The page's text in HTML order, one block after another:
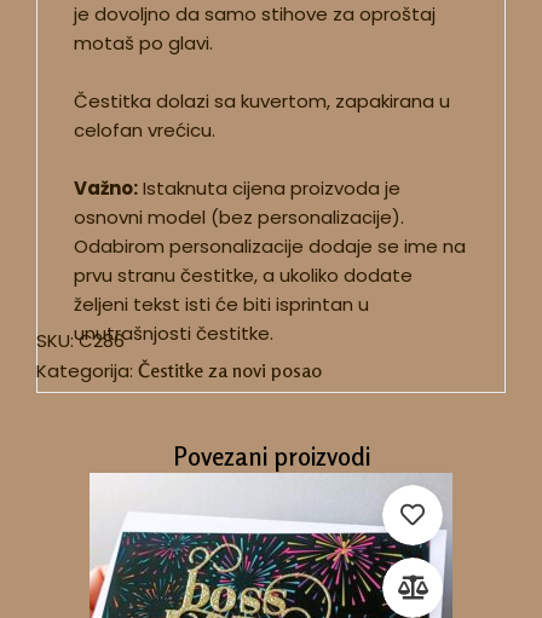
je dovoljno da samo stihove za oproštaj
motaš po glavi.
Čestitka dolazi sa kuvertom, zapakirana u
celofan vrećicu.
Važno:Istaknuta cijena proizvoda je
osnovni model (bez personalizacije).
Odabirom personalizacije dodaje se ime na
prvu stranu čestitke, a ukoliko dodate
željeni tekst isti će biti isprintan u
unutrašnjosti čestitke.
SKU:C286
Kategorija: Čestitke za novi posao
Povezani proizvodi